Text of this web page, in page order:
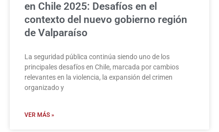
en Chile 2025: Desafíos en el
contexto del nuevo gobierno región
de Valparaíso
La seguridad pública continúa siendo uno de los
principales desafíos en Chile, marcada por cambios
relevantes en la violencia, la expansión del crimen
organizado y
VER MÁS »